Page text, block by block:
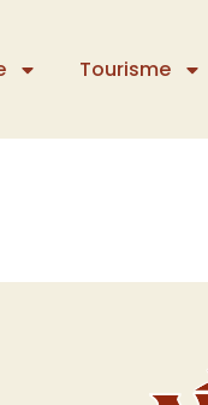
Tourisme